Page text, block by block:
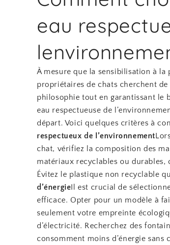
eau
À mesure que la sensibilisation à
propriétaires de chats cherchent
philosophie tout en garantissant le
eau respectueuse de
départ. Voici quelques critères à
respectueux de l’environnement
chat, vérifiez la composition des
matériaux recyclables ou durables,
Évitez le plastique non recyclable
d’énergieIl est crucial de
efficace. Opter pour un modèle à
seulement votre empreinte
d’électricité. Recherchez des
consomment moins d’énergie